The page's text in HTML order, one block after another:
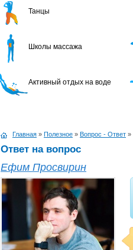
Танцы
Школы массажа
Активный отдых на воде
Главная » Полезное » Вопрос - Ответ »
Ответ на вопрос
Ефим Просвирин